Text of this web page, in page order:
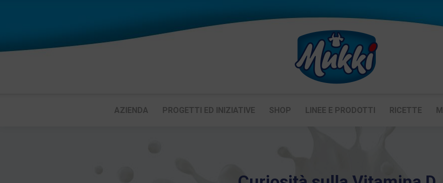
AZIENDA PROGETTI ED INIZIATIVE SHOP LINEE E PRODOTTI RICETTE